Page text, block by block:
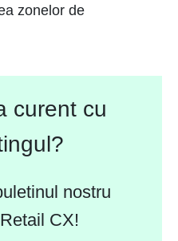
zonelor de
curent cu
nostru
CX!